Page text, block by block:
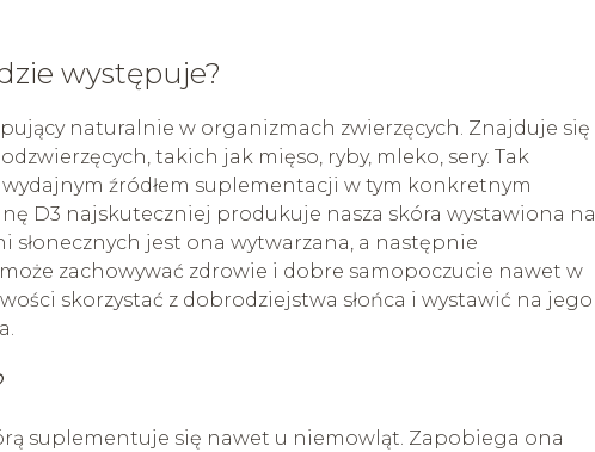
występuje?
naturalnie w organizmach zwierzęcych. Znajduje się
takich jak mięso, ryby, mleko, sery. Tak
źródłem suplementacji w tym konkretnym
D3 najskuteczniej produkuje nasza skóra wystawiona na
słonecznych jest ona wytwarzana, a następnie
zachowywać zdrowie i dobre samopoczucie nawet w
skorzystać z dobrodziejstwa słońca i wystawić na jego
suplementuje się nawet u niemowląt. Zapobiega ona